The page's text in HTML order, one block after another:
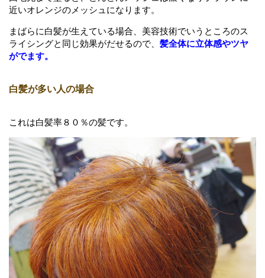
近いオレンジのメッシュになります。
まばらに白髪が生えている場合、美容技術でいうところのス
ライシングと同じ効果がだせるので、 髪全体に立体感やツヤ
がでます。
白髪が多い人の場合
これは白髪率８０％の髪です。